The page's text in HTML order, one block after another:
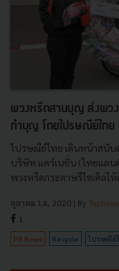
พวงหรีดสานบุญ ส่งพวง
ทำบุญ โดยไปรษณีย์ไทย
ไปรษณีย์ไทย เดินหน้าสนั
บริษัท แคร์เนชั่น (ไทยแลน
พวงหรีดกระดาษรีไซเคิลให้
ตุลาคม 14, 2020 | By
1
PR News Recycle ไปรษณีย์